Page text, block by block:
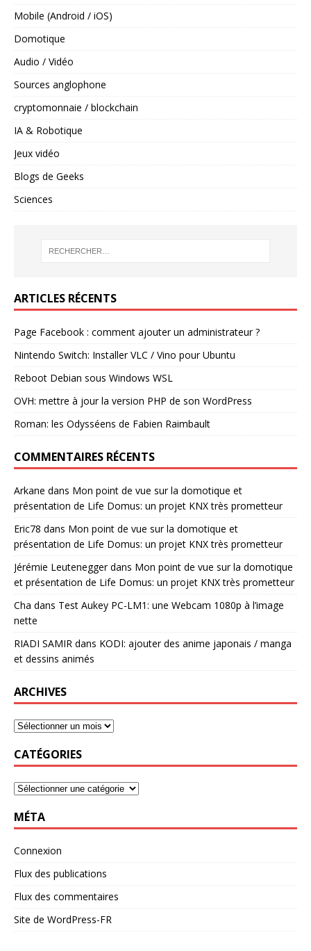
Mobile (Android / iOS)
Domotique
Audio / Vidéo
Sources anglophone
cryptomonnaie / blockchain
IA & Robotique
Jeux vidéo
Blogs de Geeks
Sciences
ARTICLES RÉCENTS
Page Facebook : comment ajouter un administrateur ?
Nintendo Switch: Installer VLC / Vino pour Ubuntu
Reboot Debian sous Windows WSL
OVH: mettre à jour la version PHP de son WordPress
Roman: les Odysséens de Fabien Raimbault
COMMENTAIRES RÉCENTS
Arkane dans Mon point de vue sur la domotique et
présentation de Life Domus: un projet KNX très prometteur
Eric78 dans Mon point de vue sur la domotique et
présentation de Life Domus: un projet KNX très prometteur
Jérémie Leuteneggerdans Mon point de vue sur la domotique
et présentation de Life Domus: un projet KNX très prometteur
Cha dans Test Aukey PC-LM1: une Webcam 1080p à l’image
nette
RIADI SAMIR dans KODI: ajouter des anime japonais / manga
et dessins animés
ARCHIVES
CATÉGORIES
MÉTA
Connexion
Flux des publications
Flux des commentaires
Site de WordPress-FR